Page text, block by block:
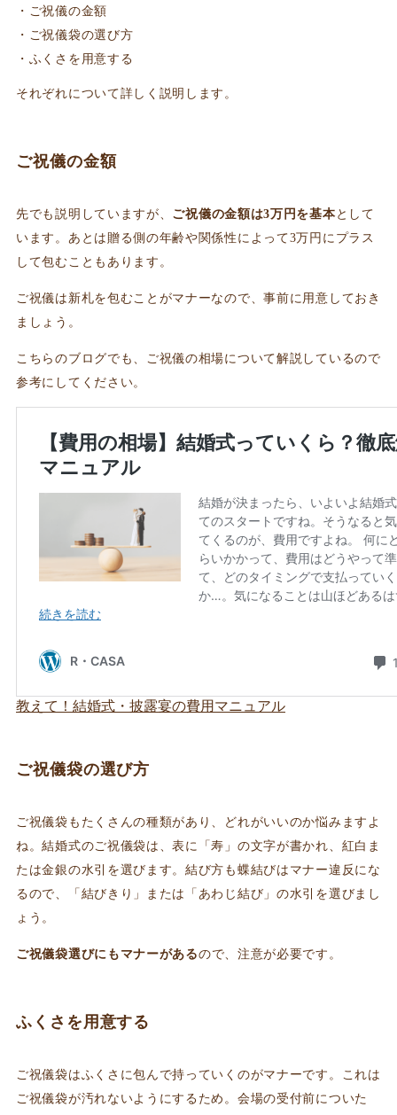
ご祝儀の金額
ご祝儀袋の選び方
ふくさを用意する
それぞれについて詳しく説明します。
ご祝儀の金額
先でも説明していますが、 ご祝儀の金額は3万円を基本 として
います。あとは贈る側の年齢や関係性によって3万円にプラス
して包むこともあります。
ご祝儀は新札を包むことがマナーなので、事前に用意しておき
ましょう。
こちらのブログでも、ご祝儀の相場について解説しているので
参考にしてください。
教えて！結婚式・披露宴の費用マニュアル
ご祝儀袋の選び方
ご祝儀袋もたくさんの種類があり、どれがいいのか悩みますよ
ね。結婚式のご祝儀袋は、表に「寿」の文字が書かれ、紅白ま
たは金銀の水引を選びます。結び方も蝶結びはマナー違反にな
るので、「結びきり」または「あわじ結び」の水引を選びまし
ょう。
ご祝儀袋選びにもマナーがあるので、注意が必要です。
ふくさを用意する
ご祝儀袋はふくさに包んで持っていくのがマナーです。これは
ご祝儀袋が汚れないようにするため。会場の受付前についた